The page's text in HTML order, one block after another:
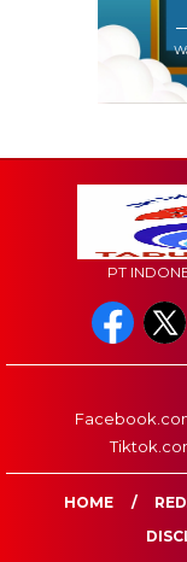
PT
HOME